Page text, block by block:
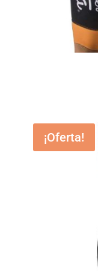
¡Oferta!